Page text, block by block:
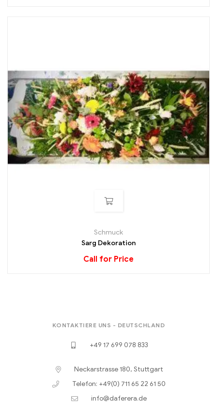
Schmuck
Sarg Dekoration
Call for Price
KONTAKTIERE UNS - DEUTSCHLAND
+49 17 699 078 833
Neckarstrasse 180, Stuttgart
Telefon: +49(0) 711 65 22 61 50
info@daferera.de